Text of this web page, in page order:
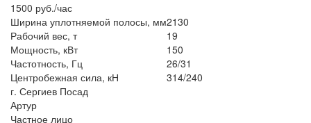
1500 руб./час
Ширина уплотняемой полосы, мм2130
Рабочий вес, т
19
Мощность, кВт
150
Частотность, Гц
26/31
Центробежная сила, кН
314/240
г. Сергиев Посад
Артур
Частное лицо